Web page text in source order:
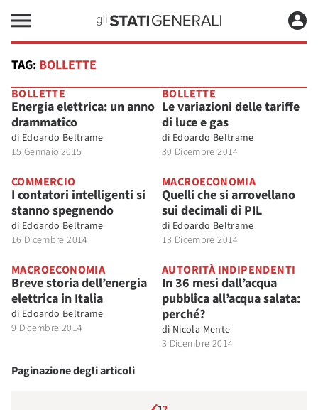
TAG: BOLLETTE
BOLLETTE
Energia elettrica: un anno
drammatico
di Edoardo Beltrame
15 Gennaio 2015
BOLLETTE
Le variazioni delle tariffe
di luce e gas
di Edoardo Beltrame
30 Dicembre 2014
COMMERCIO
I contatori intelligenti si
stanno spegnendo
di Edoardo Beltrame
16 Dicembre 2014
MACROECONOMIA
Quelli che si arrovellano
sui decimali di PIL
di Edoardo Beltrame
13 Dicembre 2014
MACROECONOMIA
Breve storia dell’energia
elettrica in Italia
di Edoardo Beltrame
9 Dicembre 2014
AUTORITÀ INDIPENDENTI
In 36 mesi dall’acqua
pubblica all’acqua salata:
perché?
di Nicola Mente
3 Dicembre 2014
Paginazione degli articoli